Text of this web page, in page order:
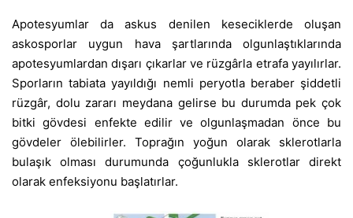
Apotesyumlar da askus denilen keseciklerde oluşan
askosporlar uygun hava şartlarında olgunlaştıklarında
apotesyumlardan dışarı çıkarlar ve rüzgârla etrafa yayılırlar.
Sporların tabiata yayıldığı nemli peryotla beraber şiddetli
rüzgâr, dolu zararı meydana gelirse bu durumda pek çok
bitki gövdesi enfekte edilir ve olgunlaşmadan önce bu
gövdeler ölebilirler. Toprağın yoğun olarak sklerotlarla
bulaşık olması durumunda çoğunlukla sklerotlar direkt
olarak enfeksiyonu başlatırlar.